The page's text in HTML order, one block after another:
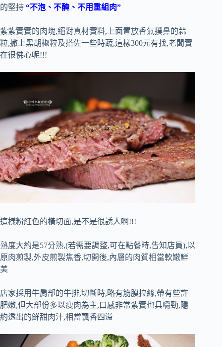
的堅持 “不泡、不醃、不用重組肉”
紮紮實實的肉塊,絕對真材實料,上面置放香氣撲鼻的蒜
粒,撒上黑胡椒粒及搭佐一些時蔬,這樣300元有找,老闆實
在很佛心呢!!!
這樣粉紅色的橫切面,是不是很誘人啊!!!
熟度大約是57分熟,(若需要調整,可在點餐時,告知店員),以
原肉煎製,外皮煎製焦香,切開後,內層的肉質相當軟嫩鮮
美
店家採用牛肩部的牛排,切斷時,略有筋膜拉絲,帶有些許
肥嫩,但大部份多以瘦肉為主,口感非常紮實也具嚼勁,隱
約透出的鮮甜肉汁,相當飄香四溢